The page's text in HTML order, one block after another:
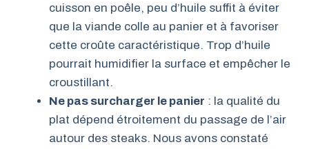
cuisson en poêle, peu d’huile suffit à éviter
que la viande colle au panier et à favoriser
cette croûte caractéristique. Trop d’huile
pourrait humidifier la surface et empêcher le
croustillant.
Ne pas surcharger le panier : la qualité du
plat dépend étroitement du passage de l’air
autour des steaks. Nous avons constaté